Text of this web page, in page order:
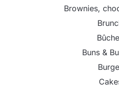
Brownies,
Buns &